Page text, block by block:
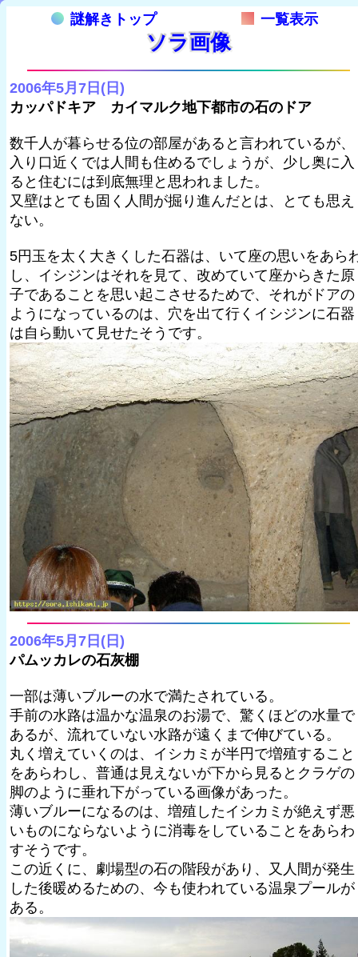
謎解きトップ 一覧表示
ソラ画像
2006年5月7日(日)
カッパドキア カイマルク地下都市の石のドア
数千人が暮らせる位の部屋があると言われているが、
入り口近くでは人間も住めるでしょうが、少し奥に入
ると住むには到底無理と思われました。
又壁はとても固く人間が掘り進んだとは、とても思え
ない。
5円玉を太く大きくした石器は、いて座の思いをあら
し、イシジンはそれを見て、改めていて座からきた原
子であることを思い起こさせるためで、それがドアの
ようになっているのは、穴を出て行くイシジンに石器
は自ら動いて見せたそうです。
2006年5月7日(日)
パムッカレの石灰棚
一部は薄いブルーの水で満たされている。
手前の水路は温かな温泉のお湯で、驚くほどの水量で
あるが、流れていない水路が遠くまで伸びている。
丸く増えていくのは、イシカミが半円で増殖すること
をあらわし、普通は見えないが下から見るとクラゲの
脚のように垂れ下がっている画像があった。
薄いブルーになるのは、増殖したイシカミが絶えず悪
いものにならないように消毒をしていることをあらわ
すそうです。
この近くに、劇場型の石の階段があり、又人間が発生
した後暖めるための、今も使われている温泉プールが
ある。